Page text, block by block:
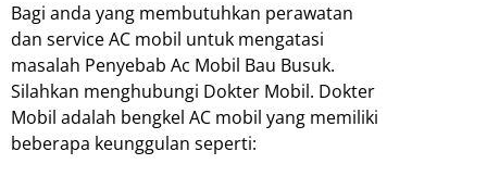
Bagi anda yang membutuhkan perawatan
dan service AC mobil untuk mengatasi
masalah Penyebab Ac Mobil Bau Busuk.
Silahkan menghubungi Dokter Mobil. Dokter
Mobil adalah bengkel AC mobil yang memiliki
beberapa keunggulan seperti: